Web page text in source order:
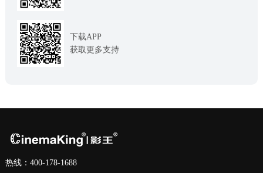
下载APP
获取更多支持
热线：400-178-1688